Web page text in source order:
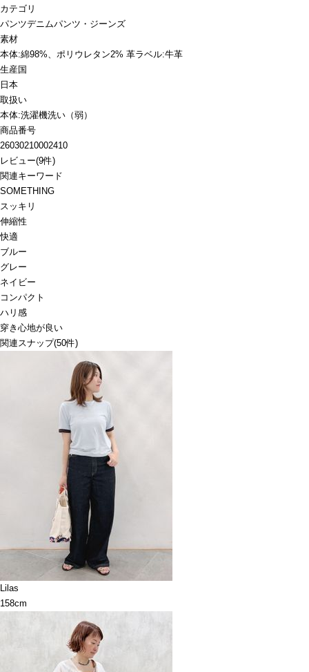
カテゴリ
パンツデニムパンツ・ジーンズ
素材
本体:綿98%、ポリウレタン2% 革ラベル:牛革
生産国
日本
取扱い
本体:洗濯機洗い（弱）
商品番号
26030210002410
レビュー(9件)
関連キーワード
SOMETHING
スッキリ
伸縮性
快適
ブルー
グレー
ネイビー
コンパクト
ハリ感
穿き心地が良い
関連スナップ(50件)
Lilas
158cm